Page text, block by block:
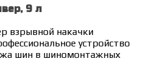
9 л
взрывной накачки
устройство
шин в шиномонтажных